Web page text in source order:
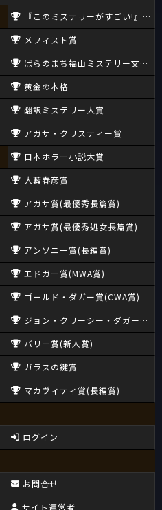
『このミステリーがすごい!』大賞
メフィスト賞
ばらのまち福山ミステリー文学新
黄金の本格
翻訳ミステリー大賞
アガサ・クリスティー賞
日本ホラー小説大賞
大藪春彦賞
アガサ賞(最優秀長篇賞)
アガサ賞(最優秀処女長篇賞)
アンソニー賞(長編賞)
エドガー賞(MWA賞)
ゴールド・ダガー賞(CWA賞)
ジョン・クリーシー・ダガー賞
バリー賞(新人賞)
ガラスの鍵賞
マカヴィティ賞(長編賞)
ログイン
お問合せ
サイト運営者